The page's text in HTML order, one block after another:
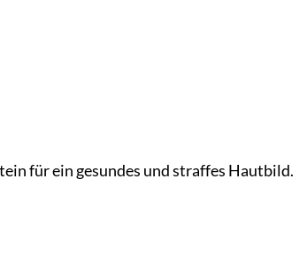
für ein gesundes und straffes Hautbild.